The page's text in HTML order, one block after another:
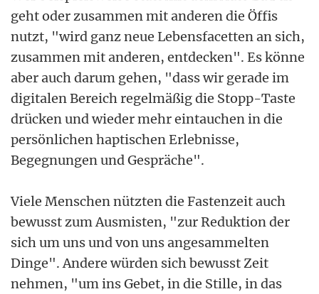
geht oder zusammen mit anderen die Öffis
nutzt, "wird ganz neue Lebensfacetten an sich,
zusammen mit anderen, entdecken". Es könne
aber auch darum gehen, "dass wir gerade im
digitalen Bereich regelmäßig die Stopp-Taste
drücken und wieder mehr eintauchen in die
persönlichen haptischen Erlebnisse,
Begegnungen und Gespräche".
Viele Menschen nützten die Fastenzeit auch
bewusst zum Ausmisten, "zur Reduktion der
sich um uns und von uns angesammelten
Dinge". Andere würden sich bewusst Zeit
nehmen, "um ins Gebet, in die Stille, in das